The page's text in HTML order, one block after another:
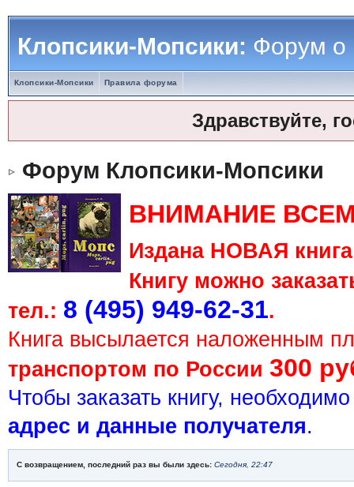
Клопсики-Мопсики:Форум о
Клопсики-Мопсики Правила форума
Здравствуйте,
Форум Клопсики-Мопсики
ВНИМАНИЕ
Издана НОВАЯ
Книгу можно
тел.: 8 (495) 949-62-31.
Книга высылается наложенным
транспортом по России 300
Чтобы заказать книгу,
адрес и данные получателя.
С возвращением, последний раз вы были здесь: Сегодня, 22:47